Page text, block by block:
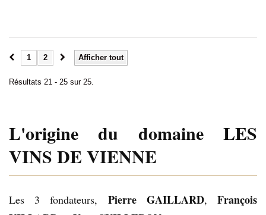
Afficher tout
1 2
Résultats 21 - 25 sur 25.
L'origine du domaine LES
VINS DE VIENNE
Les 3 fondateurs, Pierre GAILLARD,François